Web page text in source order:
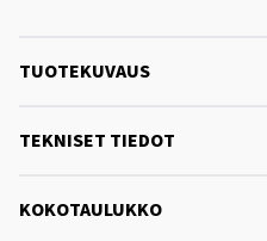
TUOTEKUVAUS
TEKNISET TIEDOT
KOKOTAULUKKO